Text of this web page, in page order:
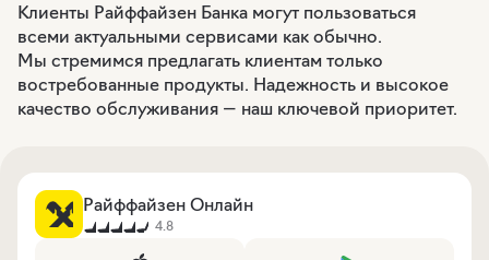
Клиенты Райффайзен Банка могут пользоваться
всеми актуальными сервисами как обычно.
Мы стремимся предлагать клиентам только
востребованные продукты. Надежность и высокое
качество обслуживания — наш ключевой приоритет.
Райффайзен Онлайн
4.8